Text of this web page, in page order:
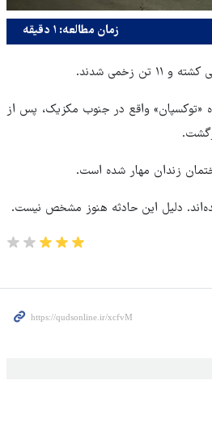
زمان مطالعه: ۱ دقیقه
شدند.
«توکسپان» واقع در جنوب مکزیک، پس از
زندان مهار شده است.
دلیل این حادثه هنوز مشخص نیست.